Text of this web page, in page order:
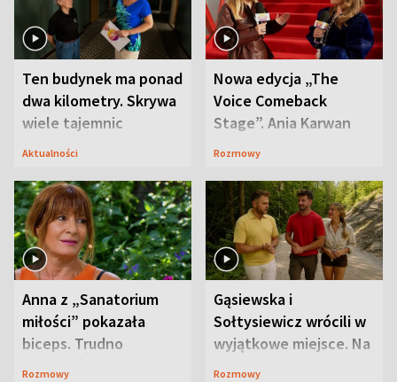
Ten budynek ma ponad
dwa kilometry. Skrywa
wiele tajemnic
Aktualności
Nowa edycja „The
Voice Comeback
Stage”. Ania Karwan
zapowiada
Rozmowy
Anna z „Sanatorium
miłości” pokazała
biceps. Trudno
uwierzyć, co przeszła
Rozmowy
Gąsiewska i
Sołtysiewicz wrócili w
wyjątkowe miejsce. Na
szlaku czekał
Rozmowy